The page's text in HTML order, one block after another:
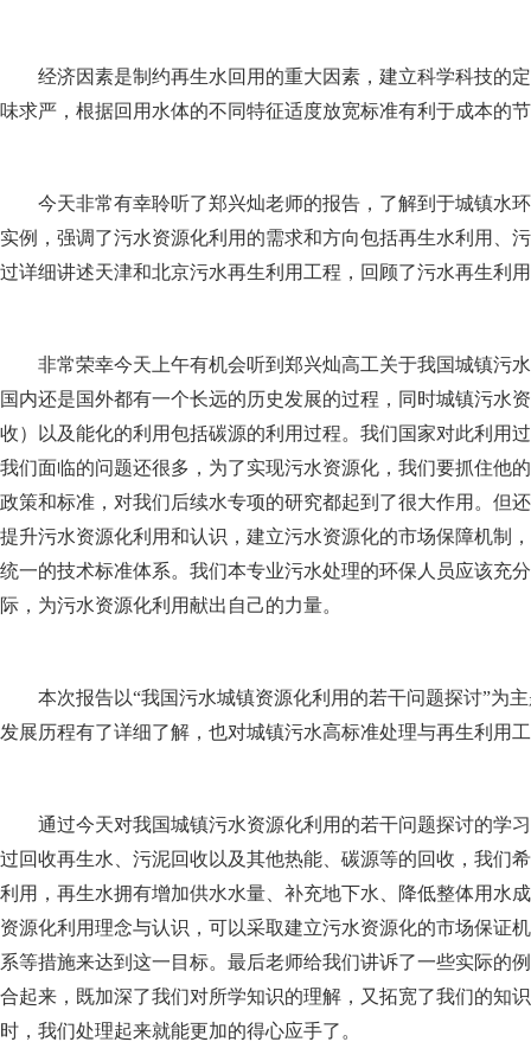
经济因素是制约再生水回用的重大因素，建立科学科技的
味求严，根据回用水体的不同特征适度放宽标准有利于成本的
今天非常有幸聆听了郑兴灿老师的报告，了解到于城镇水
实例，强调了污水资源化利用的需求和方向包括再生水利用、
过详细讲述天津和北京污水再生利用工程，回顾了污水再生利
非常荣幸今天上午有机会听到郑兴灿高工关于我国城镇污
国内还是国外都有一个长远的历史发展的过程，同时城镇污水
收）以及能化的利用包括碳源的利用过程。我们国家对此利用
我们面临的问题还很多，为了实现污水资源化，我们要抓住他
政策和标准，对我们后续水专项的研究都起到了很大作用。但
提升污水资源化利用和认识，建立污水资源化的市场保障机制
统一的技术标准体系。我们本专业污水处理的环保人员应该充
际，为污水资源化利用献出自己的力量。
本次报告以“我国污水城镇资源化利用的若干问题探讨”为
发展历程有了详细了解，也对城镇污水高标准处理与再生利用
通过今天对我国城镇污水资源化利用的若干问题探讨的学
过回收再生水、污泥回收以及其他热能、碳源等的回收，我们
利用，再生水拥有增加供水水量、补充地下水、降低整体用水
资源化利用理念与认识，可以采取建立污水资源化的市场保证
系等措施来达到这一目标。最后老师给我们讲诉了一些实际的
合起来，既加深了我们对所学知识的理解，又拓宽了我们的知
时，我们处理起来就能更加的得心应手了。